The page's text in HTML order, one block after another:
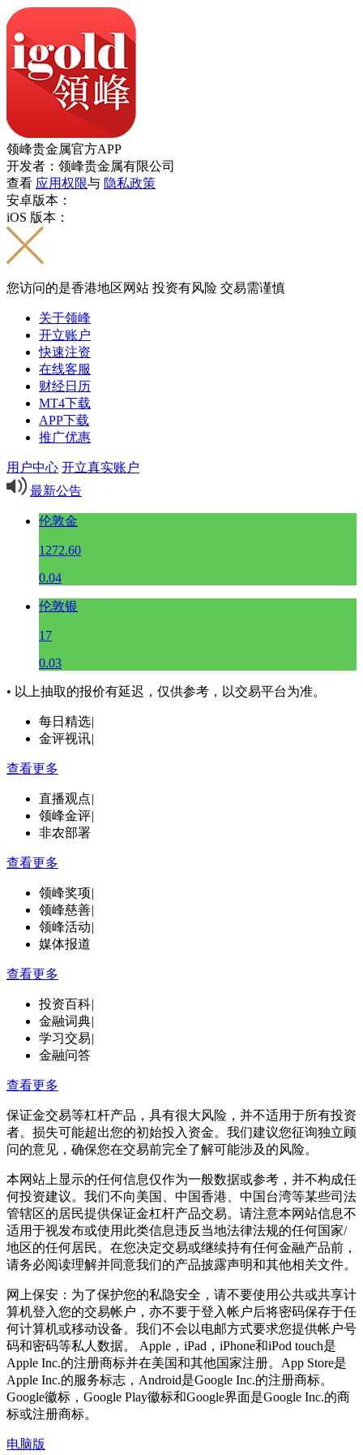
领峰贵金属官方APP
开发者：领峰贵金属有限公司
查看 应用权限与 隐私政策
安卓版本：
iOS 版本：
您访问的是香港地区网站 投资有风险 交易需谨慎
关于领峰
开立账户
快速注资
在线客服
财经日历
MT4下载
APP下载
推广优惠
用户中心 开立真实账户
最新公告
伦敦金
1272.60
0.04
伦敦银
17
0.03
• 以上抽取的报价有延迟，仅供参考，以交易平台为准。
每日精选|
金评视讯|
查看更多
直播观点|
领峰金评|
非农部署
查看更多
领峰奖项|
领峰慈善|
领峰活动|
媒体报道
查看更多
投资百科|
金融词典|
学习交易|
金融问答
查看更多
保证金交易等杠杆产品，具有很大风险，并不适用于所有投资
者。损失可能超出您的初始投入资金。我们建议您征询独立顾
问的意见，确保您在交易前完全了解可能涉及的风险。
本网站上显示的任何信息仅作为一般数据或参考，并不构成任
何投资建议。我们不向美国、中国香港、中国台湾等某些司法
管辖区的居民提供保证金杠杆产品交易。请注意本网站信息不
适用于视发布或使用此类信息违反当地法律法规的任何国家/
地区的任何居民。在您决定交易或继续持有任何金融产品前，
请务必阅读理解并同意我们的产品披露声明和其他相关文件。
网上保安：为了保护您的私隐安全，请不要使用公共或共享计
算机登入您的交易帐户，亦不要于登入帐户后将密码保存于任
何计算机或移动设备。我们不会以电邮方式要求您提供帐户号
码和密码等私人数据。 Apple，iPad，iPhone和iPod touch是
Apple Inc.的注册商标并在美国和其他国家注册。App Store是
Apple Inc.的服务标志，Android是Google Inc.的注册商标。
Google徽标，Google Play徽标和Google界面是Google Inc.的商
标或注册商标。
电脑版